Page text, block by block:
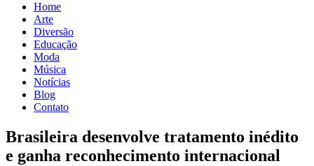
Home
Arte
Diversão
Educação
Moda
Música
Notícias
Blog
Contato
Brasileira desenvolve tratamento inédito
e ganha reconhecimento internacional